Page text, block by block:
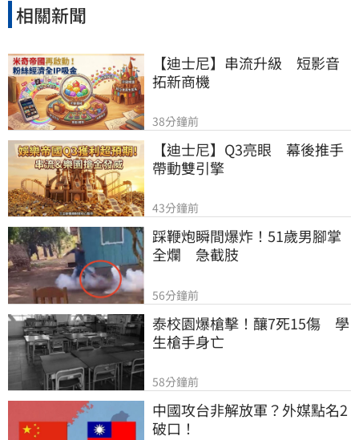
相關新聞
【迪士尼】串流升級　短影音
拓新商機
38分鐘前
【迪士尼】Q3亮眼　幕後推手
帶動雙引擎
43分鐘前
踩鞭炮瞬間爆炸！51歲男腳掌
全爛　急截肢
56分鐘前
泰校園爆槍擊！釀7死15傷　學
生槍手身亡
58分鐘前
中國攻台非解放軍？外媒點名2
破口！